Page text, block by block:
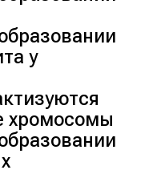
у
хромосомы